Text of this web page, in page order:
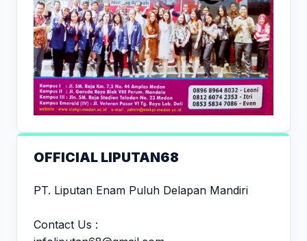
OFFICIAL LIPUTAN68
PT. Liputan Enam Puluh Delapan Mandiri
Contact Us :